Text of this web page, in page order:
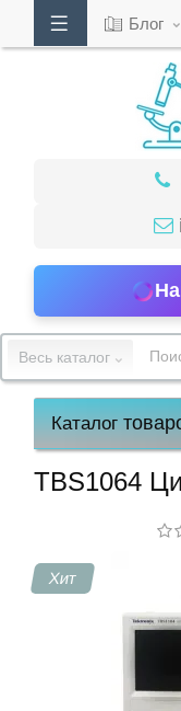
53-
15
работы
Блог
Весь каталог
Каталог
TBS1064
Хит